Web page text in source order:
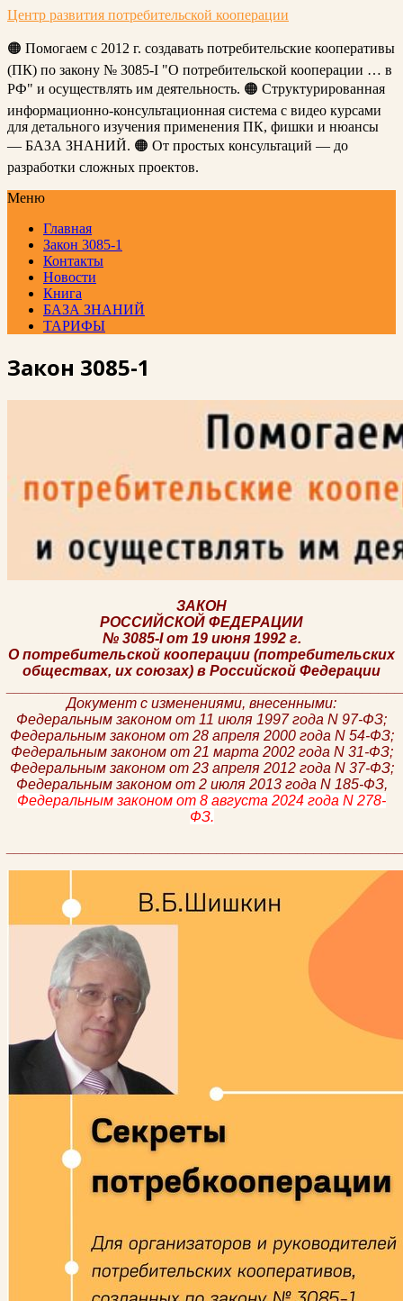
Центр развития потребительской кооперации
🟠 Помогаем с 2012 г. создавать потребительские кооперативы
(ПК) по закону № 3085-I "О потребительской кооперации … в
РФ" и осуществлять им деятельность. 🟠 Структурированная
информационно-консультационная система с видео курсами
для детального изучения применения ПК, фишки и нюансы
— БАЗА ЗНАНИЙ. 🟠 От простых консультаций — до
разработки сложных проектов.
Меню
Главная
Закон 3085-1
Контакты
Новости
Книга
БАЗА ЗНАНИЙ
ТАРИФЫ
Закон 3085-1
ЗАКОН
РОССИЙСКОЙ ФЕДЕРАЦИИ
№ 3085-I от 19 июня 1992 г.
О потребительской кооперации (потребительских
обществах, их союзах) в Российской Федерации
Документ с изменениями, внесенными:
Федеральным законом от 11 июля 1997 года N 97-ФЗ;
Федеральным законом от 28 апреля 2000 года N 54-ФЗ;
Федеральным законом от 21 марта 2002 года N 31-ФЗ;
Федеральным законом от 23 апреля 2012 года N 37-ФЗ;
Федеральным законом от 2 июля 2013 года N 185-ФЗ,
Федеральным законом от 8 августа 2024 года N 278-
ФЗ.